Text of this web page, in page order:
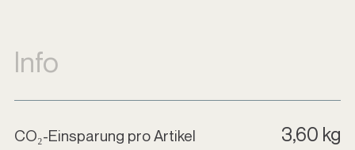
Info
CO₂-Einsparung pro Artikel 3,60 kg